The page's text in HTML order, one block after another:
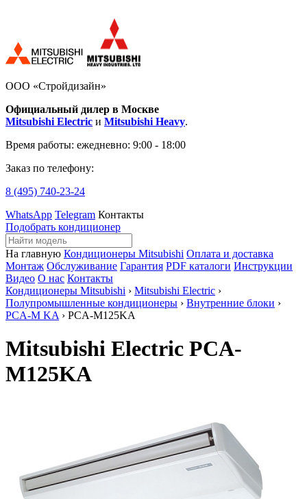
ООО «Стройдизайн»
Официальный дилер в Москве
Mitsubishi Electric и Mitsubishi Heavy.
Время работы: ежедневно: 9:00 - 18:00
Заказ по телефону:
8 (495) 740-23-24
WhatsApp Telegram Контакты
Подобрать кондиционер
На главную Кондиционеры Mitsubishi Оплата и доставка
Монтаж Обслуживание Гарантия PDF каталоги Инструкции
Видео О нас Контакты
Кондиционеры Mitsubishi › Mitsubishi Electric ›
Полупромышленные кондиционеры › Внутренние блоки ›
PCA-M KA › PCA-M125KA
Mitsubishi Electric PCA-
M125KA